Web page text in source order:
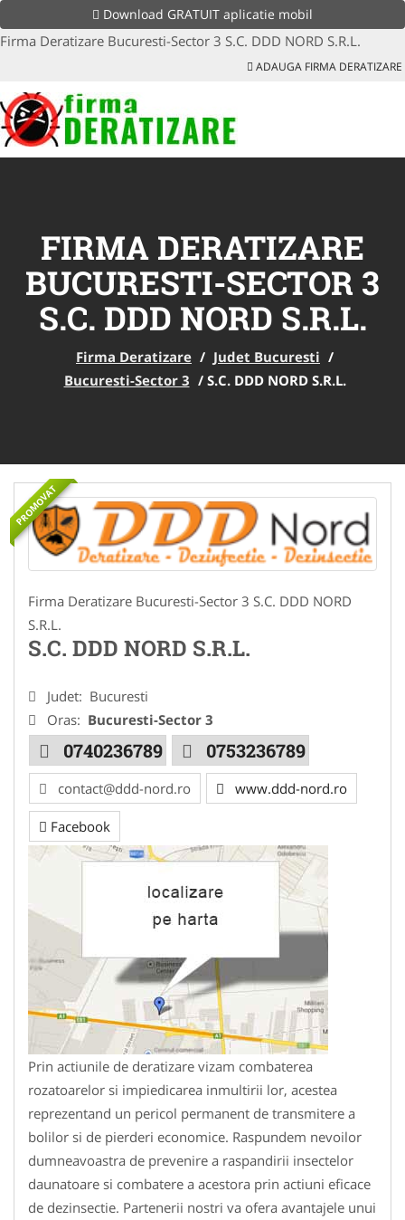
Download GRATUIT aplicatie mobil
Firma Deratizare Bucuresti-Sector 3 S.C. DDD NORD S.R.L.
ADAUGA FIRMA DERATIZARE
FIRMA DERATIZARE
BUCURESTI-SECTOR 3
S.C. DDD NORD S.R.L.
Firma Deratizare / Judet Bucuresti /
Bucuresti-Sector 3 / S.C. DDD NORD S.R.L.
PROMOVAT
Firma Deratizare Bucuresti-Sector 3 S.C. DDD NORD
S.R.L.
S.C. DDD NORD S.R.L.
Judet: Bucuresti
Oras: Bucuresti-Sector 3
0740236789 0753236789
contact@ddd-nord.ro www.ddd-nord.ro
Facebook
Prin actiunile de deratizare vizam combaterea
rozatoarelor si impiedicarea inmultirii lor, acestea
reprezentand un pericol permanent de transmitere a
bolilor si de pierderi economice. Raspundem nevoilor
dumneavoastra de prevenire a raspandirii insectelor
daunatoare si combatere a acestora prin actiuni eficace
de dezinsectie. Partenerii nostri va ofera avantajele unui